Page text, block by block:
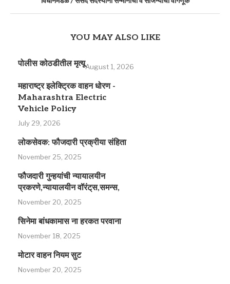
YOU MAY ALSO LIKE
पोलीस कोठडीतील मृत्‍यूAugust 1, 2026
महाराष्ट्र इलेक्ट्रिक वाहन धोरण -
Maharashtra Electric
Vehicle Policy
July 29, 2026
लोकसेवक: फौजदारी प्रक्रीया संहिता
November 25, 2025
फौजदारी गुन्हयांची न्यायालयीन
प्रकरणे,न्यायालयीन वॉरंट्‌स,समन्स,
November 20, 2025
सिनेमा बांधकामास ना हरकत परवाना
November 18, 2025
मोटार वाहन नियम सुट
November 20, 2025